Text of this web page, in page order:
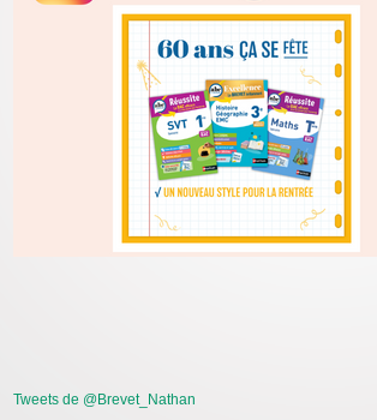
Tweets de @Brevet_Nathan